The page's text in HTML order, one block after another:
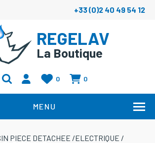
+33 (0)2 40 49 54 12
REGELAV
La Boutique
0 0
MENU
PIECE DETACHEE /ELECTRIQUE /